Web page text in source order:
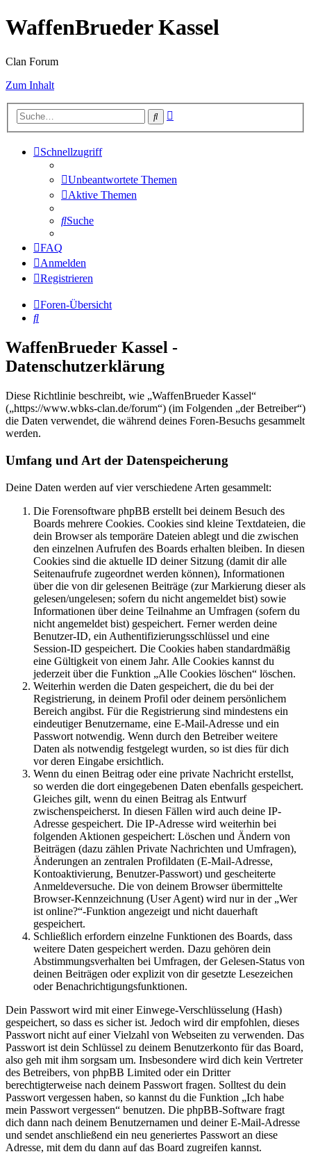
WaffenBrueder Kassel
Clan Forum
Zum Inhalt
Suche
Schnellzugriff
Unbeantwortete Themen
Aktive Themen
Suche
FAQ
Anmelden
Registrieren
Foren-Übersicht
Suche
WaffenBrueder Kassel -
Datenschutzerklärung
Diese Richtlinie beschreibt, wie „WaffenBrueder Kassel“
(„https://www.wbks-clan.de/forum“) (im Folgenden „der Betreiber“)
die Daten verwendet, die während deines Foren-Besuchs gesammelt
werden.
Umfang und Art der Datenspeicherung
Deine Daten werden auf vier verschiedene Arten gesammelt:
Die Forensoftware phpBB erstellt bei deinem Besuch des
Boards mehrere Cookies. Cookies sind kleine Textdateien, die
dein Browser als temporäre Dateien ablegt und die zwischen
den einzelnen Aufrufen des Boards erhalten bleiben. In diesen
Cookies sind die aktuelle ID deiner Sitzung (damit dir alle
Seitenaufrufe zugeordnet werden können), Informationen
über die von dir gelesenen Beiträge (zur Markierung dieser als
gelesen/ungelesen; sofern du nicht angemeldet bist) sowie
Informationen über deine Teilnahme an Umfragen (sofern du
nicht angemeldet bist) gespeichert. Ferner werden deine
Benutzer-ID, ein Authentifizierungsschlüssel und eine
Session-ID gespeichert. Die Cookies haben standardmäßig
eine Gültigkeit von einem Jahr. Alle Cookies kannst du
jederzeit über die Funktion „Alle Cookies löschen“ löschen.
Weiterhin werden die Daten gespeichert, die du bei der
Registrierung, in deinem Profil oder deinem persönlichem
Bereich angibst. Für die Registrierung sind mindestens ein
eindeutiger Benutzername, eine E-Mail-Adresse und ein
Passwort notwendig. Wenn durch den Betreiber weitere
Daten als notwendig festgelegt wurden, so ist dies für dich
vor deren Eingabe ersichtlich.
Wenn du einen Beitrag oder eine private Nachricht erstellst,
so werden die dort eingegebenen Daten ebenfalls gespeichert.
Gleiches gilt, wenn du einen Beitrag als Entwurf
zwischenspeicherst. In diesen Fällen wird auch deine IP-
Adresse gespeichert. Die IP-Adresse wird weiterhin bei
folgenden Aktionen gespeichert: Löschen und Ändern von
Beiträgen (dazu zählen Private Nachrichten und Umfragen),
Änderungen an zentralen Profildaten (E-Mail-Adresse,
Kontoaktivierung, Benutzer-Passwort) und gescheiterte
Anmeldeversuche. Die von deinem Browser übermittelte
Browser-Kennzeichnung (User Agent) wird nur in der „Wer
ist online?“-Funktion angezeigt und nicht dauerhaft
gespeichert.
Schließlich erfordern einzelne Funktionen des Boards, dass
weitere Daten gespeichert werden. Dazu gehören dein
Abstimmungsverhalten bei Umfragen, der Gelesen-Status von
deinen Beiträgen oder explizit von dir gesetzte Lesezeichen
oder Benachrichtigungsfunktionen.
Dein Passwort wird mit einer Einwege-Verschlüsselung (Hash)
gespeichert, so dass es sicher ist. Jedoch wird dir empfohlen, dieses
Passwort nicht auf einer Vielzahl von Webseiten zu verwenden. Das
Passwort ist dein Schlüssel zu deinem Benutzerkonto für das Board,
also geh mit ihm sorgsam um. Insbesondere wird dich kein Vertreter
des Betreibers, von phpBB Limited oder ein Dritter
berechtigterweise nach deinem Passwort fragen. Solltest du dein
Passwort vergessen haben, so kannst du die Funktion „Ich habe
mein Passwort vergessen“ benutzen. Die phpBB-Software fragt
dich dann nach deinem Benutzernamen und deiner E-Mail-Adresse
und sendet anschließend ein neu generiertes Passwort an diese
Adresse, mit dem du dann auf das Board zugreifen kannst.